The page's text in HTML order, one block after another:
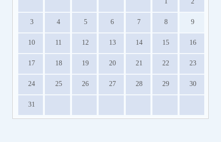
3 4 5 6 7 8 9
10 11 12 13 14 15 16
17 18 19 20 21 22 23
24 25 26 27 28 29 30
31